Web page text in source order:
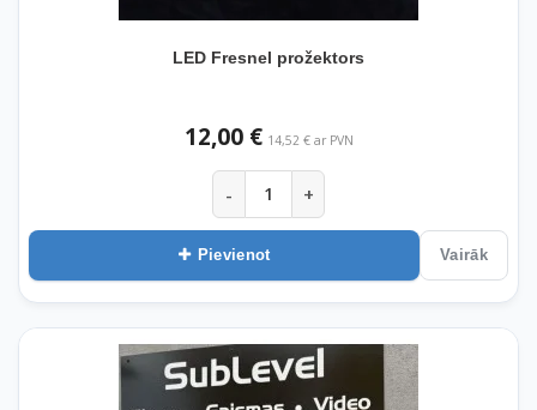
LED Fresnel prožektors
12,00 € 14,52 € ar PVN
- +
Pievienot Vairāk